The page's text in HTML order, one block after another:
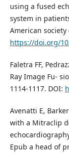
using a fused
system in
American society
https://doi.org/
Faletra FF,
Ray Image Fu-
1114-1117. DOI:
Avenatti E,
with a Mitraclip
Epub a head of